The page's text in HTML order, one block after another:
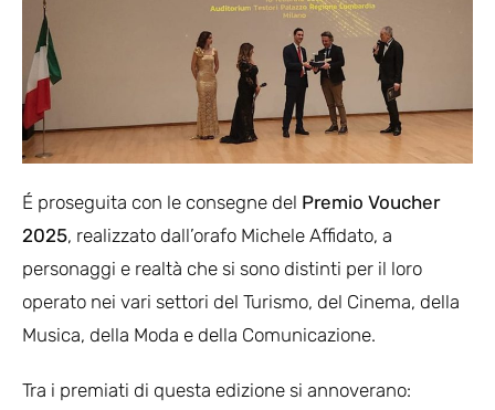
É proseguita con le consegne del Premio Voucher
2025, realizzato dall’orafo Michele Affidato, a
personaggi e realtà che si sono distinti per il loro
operato nei vari settori del Turismo, del Cinema, della
Musica, della Moda e della Comunicazione.
Tra i premiati di questa edizione si annoverano: